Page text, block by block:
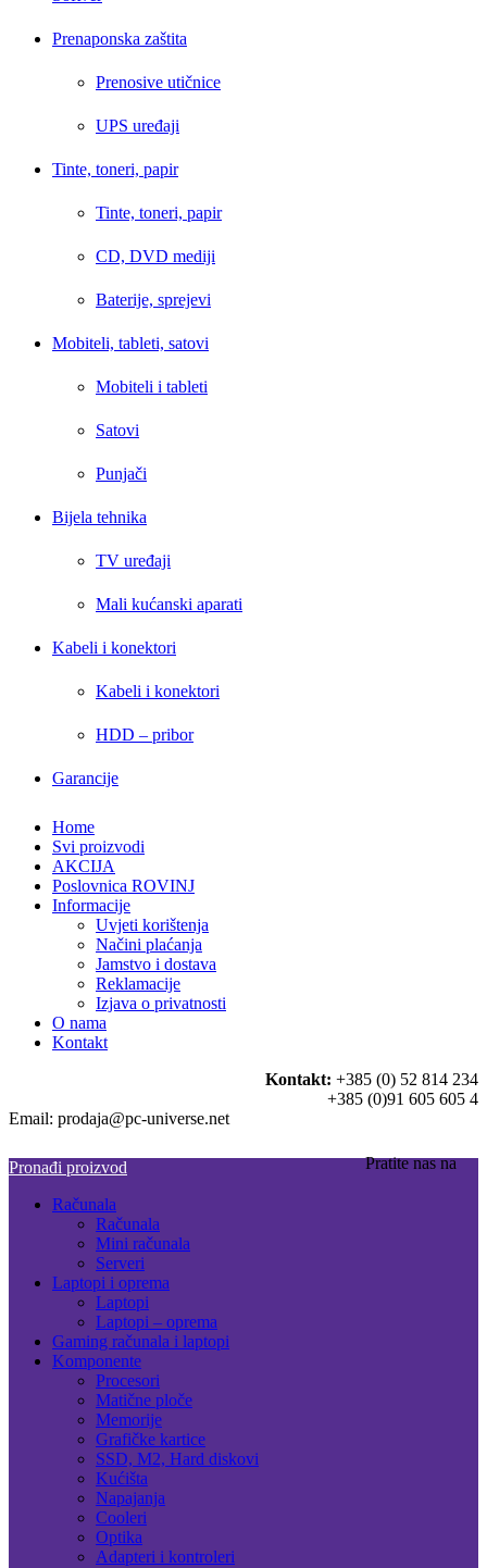
Prenaponska zaštita
Prenosive utičnice
UPS uređaji
Tinte, toneri, papir
Tinte, toneri, papir
CD, DVD mediji
Baterije, sprejevi
Mobiteli, tableti, satovi
Mobiteli i tableti
Satovi
Punjači
Bijela tehnika
TV uređaji
Mali kućanski aparati
Kabeli i konektori
Kabeli i konektori
HDD – pribor
Garancije
Home
Svi proizvodi
AKCIJA
Poslovnica ROVINJ
Informacije
Uvjeti korištenja
Načini plaćanja
Jamstvo i dostava
Reklamacije
Izjava o privatnosti
O nama
Kontakt
Kontakt: +385 (0) 52 814 234
+385 (0)91 605 605 4
Email: prodaja@pc-universe.net
Pratite nas na
Pronađi proizvod
Računala
Računala
Mini računala
Serveri
Laptopi i oprema
Laptopi
Laptopi – oprema
Gaming računala i laptopi
Komponente
Procesori
Matične ploče
Memorije
Grafičke kartice
SSD, M2, Hard diskovi
Kućišta
Napajanja
Cooleri
Optika
Adapteri i kontroleri